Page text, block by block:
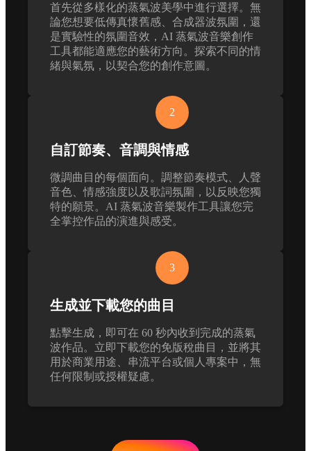
首先從多樣化的蒸氣波美學中進行選擇。無
論您想要低傳真懷舊感、合成器波氛圍，還
是實驗性的氛圍音效，AI 蒸氣波音樂創作
工具都能適應您的藝術方向。探索不同的情
緒與氣氛，以契合您的創作意圖。
2
自訂節奏、音調與情感
微調曲目的每個面向。調整節奏模式、人聲
音色、情感強度以及歌詞氛圍，以反映您獨
特的願景。AI 蒸氣波音樂製作工具讓您完
全掌控作品的演進與感受。
3
生成並下載您的曲目
點擊生成，即可在 60 秒內收到完成的蒸氣
波作品。立即下載您的免版稅曲目，並將其
用於商業用途、串流平台或個人專案中，無
任何限制或授權疑慮。